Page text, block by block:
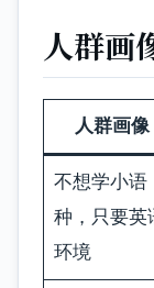
人群画
人群画像
不想学小语
种，只要英
环境